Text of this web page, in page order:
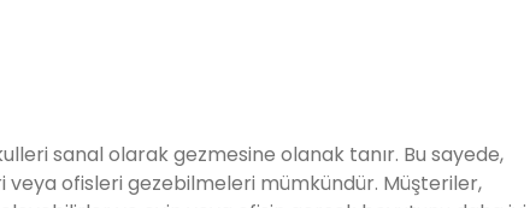
sanal olarak gezmesine olanak tanır. Bu sayede,
ofisleri gezebilmeleri mümkündür. Müşteriler,